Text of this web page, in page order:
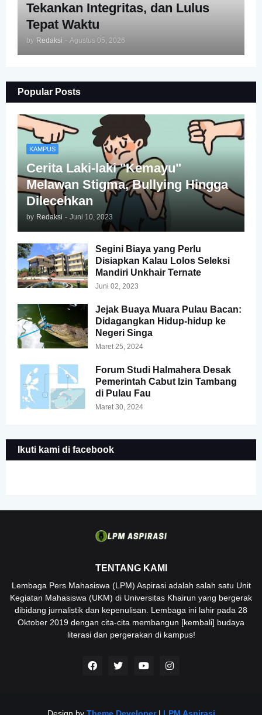
Tekankan Integritas, dan Lulus
Tepat Waktu
by Redaksi - Agustus 05, 2026
Popular Posts
KAMPUS
Cerita Laki-laki "Kemayu"
Melawan Stigma, Bullying Hingga
Dilecehkan
by Redaksi - Juni 10, 2023
Segini Biaya yang Perlu
Disiapkan Kalau Lolos Seleksi
Mandiri Unkhair Ternate
Juni 02, 2023
Jejak Buaya Muara Pulau Bacan:
Didagangkan Hidup-hidup ke
Negeri Singa
Maret 25, 2024
Forum Studi Halmahera Desak
Pemerintah Cabut Izin Tambang
di Pulau Fau
Maret 30, 2024
Ikuti kami di facebook
TENTANG KAMI
Lembaga Pers Mahasiswa (LPM) Aspirasi adalah salah satu Unit
Kegiatan Mahasiswa (UKM) di Universitas Khairun yang bergerak
dibidang jurnalistik dan kepenulisan. Lembaga ini lahir pada 28
Oktober 2019 dengan cita-cita membangun [kembali] budaya
literasi dan pergerakan di kampus!